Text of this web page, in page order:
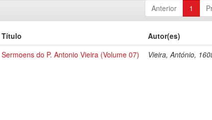
Anterior 1
Título
Autor(es)
Sermoens do P. Antonio Vieira (Volume 07) Vieira, António,